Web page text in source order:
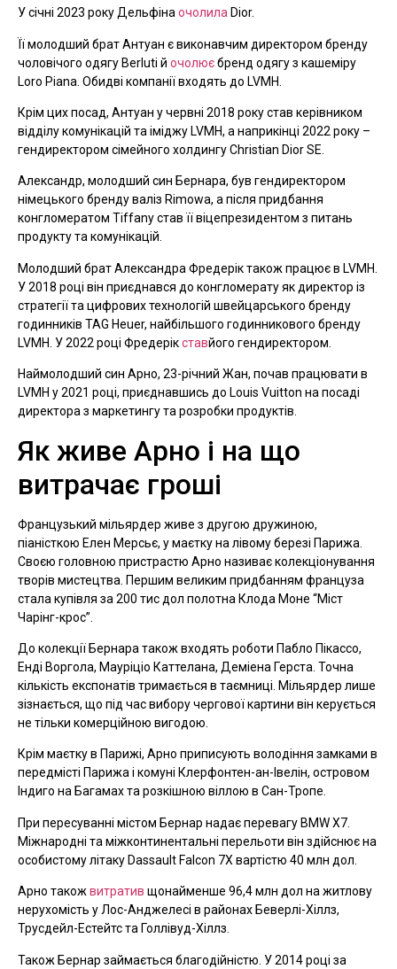
У січні 2023 року Дельфінаочолила Dior.
Її молодший брат Антуан є виконавчим директором бренду
чоловічого одягу Berluti й очолюєбренд одягу з кашеміру
Loro Piana. Обидві компанії входять до LVMH.
Крім цих посад, Антуан у червні 2018 року став керівником
відділу комунікацій та іміджу LVMH, а наприкінці 2022 року –
гендиректором сімейного холдингу Christian Dior SE.
Александр, молодший син Бернара, був гендиректором
німецького бренду валіз Rimowa, а після придбання
конгломератом Tiffany став її віцепрезидентом з питань
продукту та комунікацій.
Молодший брат Александра Фредерік також працює в LVMH.
У 2018 році він приєднався до конгломерату як директор із
стратегії та цифрових технологій швейцарського бренду
годинників TAG Heuer, найбільшого годинникового бренду
LVMH. У 2022 році Фредерікставйого гендиректором.
Наймолодший син Арно, 23-річний Жан, почав працювати в
LVMH у 2021 році, приєднавшись до Louis Vuitton на посаді
директора з маркетингу та розробки продуктів.
Як живе Арно і на що
витрачає гроші
Французький мільярдер живе з другою дружиною,
піаністкою Елен Мерсьє, у маєтку на лівому березі Парижа.
Своєю головною пристрастю Арно називає колекціонування
творів мистецтва. Першим великим придбанням француза
стала купівля за 200 тис дол полотна Клода Моне “Міст
Чарінг-крос”.
До колекції Бернара також входять роботи Пабло Пікассо,
Енді Воргола, Мауріціо Каттелана, Деміена Герста. Точна
кількість експонатів тримається в таємниці. Мільярдер лише
зізнається, що під час вибору чергової картини він керується
не тільки комерційною вигодою.
Крім маєтку в Парижі, Арно приписують володіння замками в
передмісті Парижа і комуні Клерфонтен-ан-Івелін, островом
Індиго на Багамах та розкішною віллою в Сан-Тропе.
При пересуванні містом Бернар надає перевагу BMW Х7.
Міжнародні та міжконтинентальні перельоти він здійснює на
особистому літаку Dassault Falcon 7X вартістю 40 млн дол.
Арно такожвитратив щонайменше 96,4 млн дол на житлову
нерухомість у Лос-Анджелесі в районах Беверлі-Хіллз,
Трусдейл-Естейтс та Голлівуд-Хіллз.
Також Бернар займається благодійністю. У 2014 році за